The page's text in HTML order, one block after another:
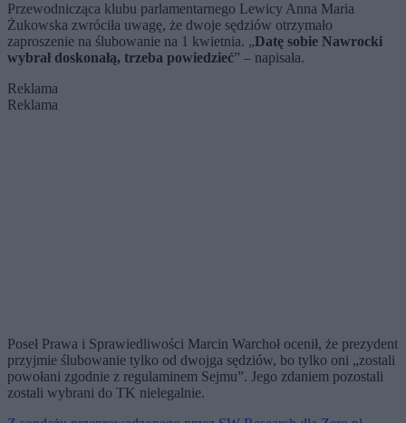
Przewodnicząca klubu parlamentarnego Lewicy Anna Maria
Żukowska zwróciła uwagę, że dwoje sędziów otrzymało
zaproszenie na ślubowanie na 1 kwietnia. „Datę sobie Nawrocki
wybrał doskonałą, trzeba powiedzieć” – napisała.
Reklama
Reklama
Poseł Prawa i Sprawiedliwości Marcin Warchoł ocenił, że prezydent
przyjmie ślubowanie tylko od dwojga sędziów, bo tylko oni „zostali
powołani zgodnie z regulaminem Sejmu”. Jego zdaniem pozostali
zostali wybrani do TK nielegalnie.